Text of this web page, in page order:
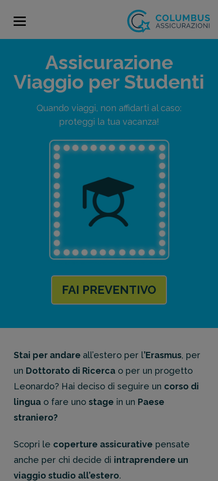
Assicurazione
Viaggio per Studenti
Quando viaggi, non affidarti al caso:
proteggi la tua vacanza!
FAI PREVENTIVO
Stai per andare all’estero per l’Erasmus, per
un Dottorato di Ricerca o per un progetto
Leonardo? Hai deciso di seguire un corso di
lingua o fare uno stage in un Paese
straniero?
Scopri le coperture assicurative pensate
anche per chi decide di intraprendere un
viaggio studio all’estero.